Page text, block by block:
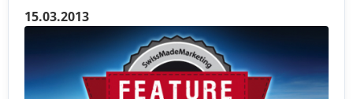
15.03.2013